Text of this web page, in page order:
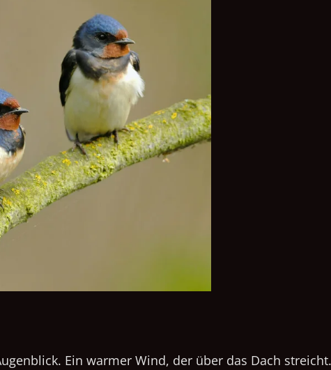
Ein warmer Wind, der über das Dach